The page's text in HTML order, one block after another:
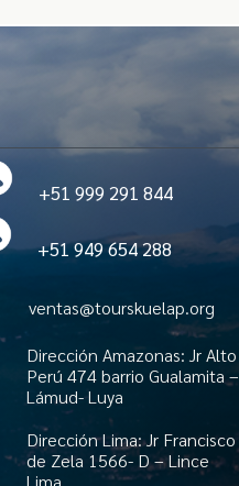
+51 999 291 844
+51 949 654 288
ventas@tourskuelap.org
Dirección Amazonas: Jr Alto
Perú 474 barrio Gualamita –
Lámud- Luya
Dirección Lima: Jr Francisco
de Zela 1566- D – Lince
Lima